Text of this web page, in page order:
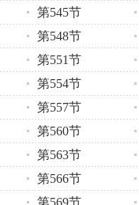
第545节
第548节
第551节
第554节
第557节
第560节
第563节
第566节
第569节